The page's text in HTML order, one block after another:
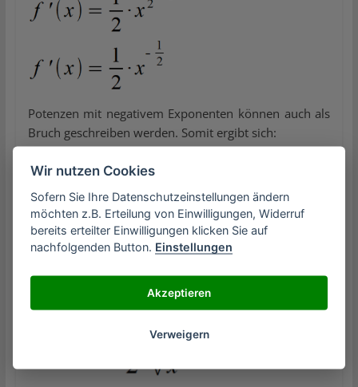
Potenzen mit negativem Exponenten können auch als
Bruch geschreiben werden. Somit ergibt sich:
Wir nutzen Cookies
Sofern Sie Ihre Datenschutzeinstellungen ändern
möchten z.B. Erteilung von Einwilligungen, Widerruf
bereits erteilter Einwilligungen klicken Sie auf
nachfolgenden Button. Einstellungen
Akzeptieren
Verweigern